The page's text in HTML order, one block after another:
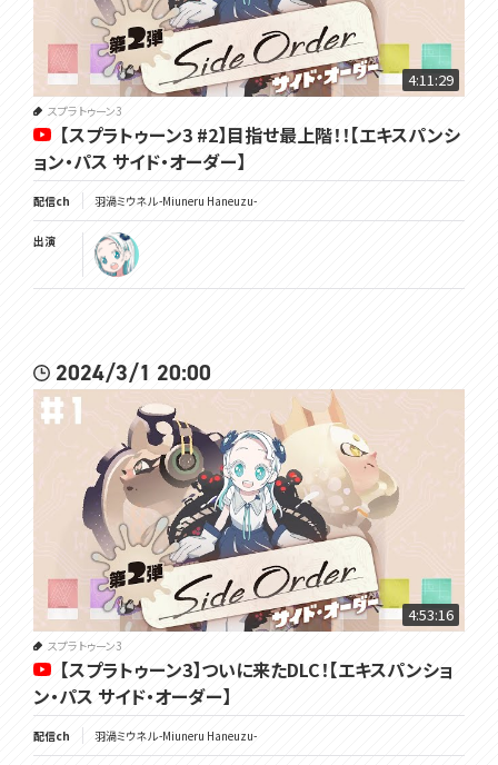
4:11:29
スプラトゥーン3
【スプラトゥーン3 #2】目指せ最上階！！【エキスパンシ
ョン・パス サイド・オーダー】
配信ch 羽渦ミウネル -Miuneru Haneuzu-
出演
2024/3/1 20:00
4:53:16
スプラトゥーン3
【スプラトゥーン3】ついに来たDLC！【エキスパンショ
ン・パス サイド・オーダー】
配信ch 羽渦ミウネル -Miuneru Haneuzu-